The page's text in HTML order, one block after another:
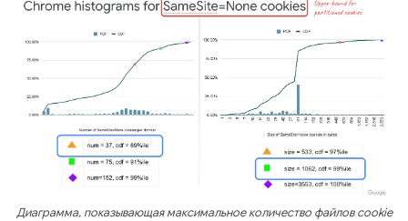
Диаграмма, показывающая максимальное количество файлов cookie